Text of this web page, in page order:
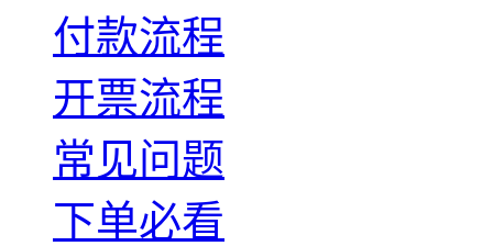
付款流程
开票流程
常见问题
下单必看